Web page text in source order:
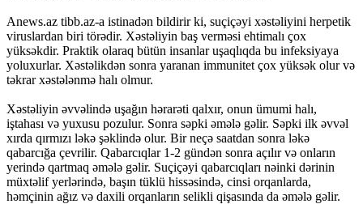
Anews.az tibb.az-a istinadən bildirir ki, suçiçəyi xəstəliyini herpetik
viruslardan biri törədir. Xəstəliyin baş verməsi ehtimalı çox
yüksəkdir. Praktik olaraq bütün insanlar uşaqlıqda bu infeksiyaya
yoluxurlar. Xəstəlikdən sonra yaranan immunitet çox yüksək olur və
təkrar xəstələnmə halı olmur.
Xəstəliyin əvvəlində uşağın hərarəti qalxır, onun ümumi halı,
iştahası və yuxusu pozulur. Sonra səpki əmələ gəlir. Səpki ilk əvvəl
xırda qırmızı ləkə şəklində olur. Bir neçə saatdan sonra ləkə
qabarcığa çevrilir. Qabarcıqlar 1-2 gündən sonra açılır və onların
yerində qartmaq əmələ gəlir. Suçiçəyi qabarcıqları nəinki dərinin
müxtəlif yerlərində, başın tüklü hissəsində, cinsi orqanlarda,
həmçinin ağız və daxili orqanların selikli qişasında da əmələ gəlir.